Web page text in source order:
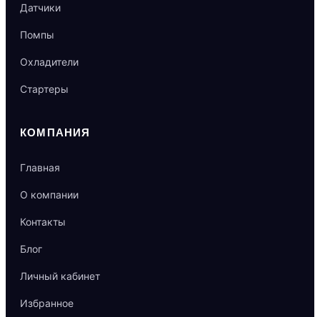
Датчики
Помпы
Охладители
Стартеры
КОМПАНИЯ
Главная
О компании
Контакты
Блог
Личный кабинет
Избранное